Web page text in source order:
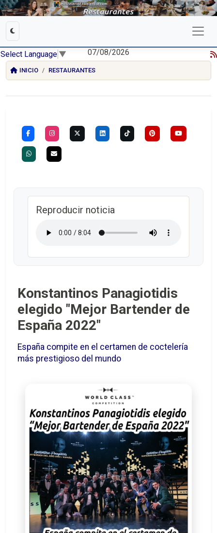
Select Language ▼ 07/08/2026
INICIO RESTAURANTES
Reproducir noticia
Konstantinos Panagiotidis
elegido "Mejor Bartender de
España 2022"
España compite en el certamen de coctelería
más prestigioso del mundo